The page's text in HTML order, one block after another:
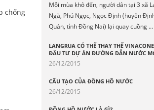
chống
Mỗi mùa khô đến, người dân tại 3 xã
Ngà, Phú Ngọc, Ngọc Định (huyện
Quán, tỉnh Đồng Nai) lại quay cuồng ...
LANGRUA CÓ THỂ THAY THẾ
ĐẦU TƯ DỰ ÁN ĐƯỜNG DẪN NƯỚC
26/12/2015
CẤU TẠO CỦA ĐỒNG HỒ NƯỚC
26/12/2015